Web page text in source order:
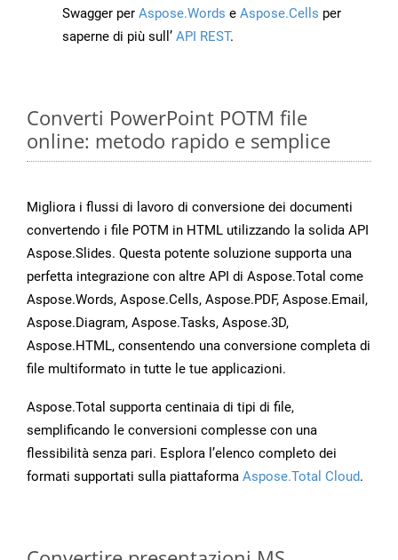
Swagger per Aspose.Words e Aspose.Cells per
saperne di più sull’ API REST.
Converti PowerPoint POTM file
online: metodo rapido e semplice
Migliora i flussi di lavoro di conversione dei documenti
convertendo i file POTM in HTML utilizzando la solida API
Aspose.Slides. Questa potente soluzione supporta una
perfetta integrazione con altre API di Aspose.Total come
Aspose.Words, Aspose.Cells, Aspose.PDF, Aspose.Email,
Aspose.Diagram, Aspose.Tasks, Aspose.3D,
Aspose.HTML, consentendo una conversione completa di
file multiformato in tutte le tue applicazioni.
Aspose.Total supporta centinaia di tipi di file,
semplificando le conversioni complesse con una
flessibilità senza pari. Esplora l’elenco completo dei
formati supportati sulla piattaforma Aspose.Total Cloud.